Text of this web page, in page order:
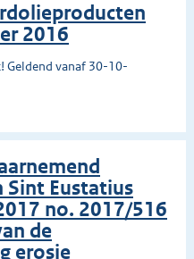
2016
Geldend vanaf 30-10-
Sint Eustatius
no. 2017/516
de
erosie